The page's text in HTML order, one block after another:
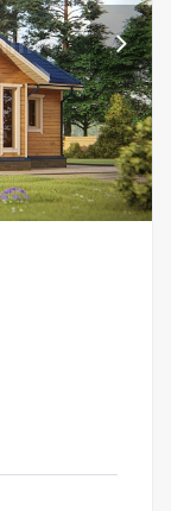
Next